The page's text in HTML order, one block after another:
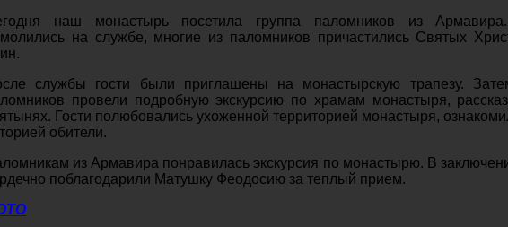
наш монастырь посетила группа паломников из
на службе, многие из паломников причастились Святых
службы гости были приглашены на монастырскую трапезу.
провели подробную экскурсию по храмам монастыря,
Гости полюбовались ухоженной территорией монастыря,
обители.
из Армавира понравилась экскурсия по монастырю. В
поблагодарили Матушку Феодосию за теплый прием.